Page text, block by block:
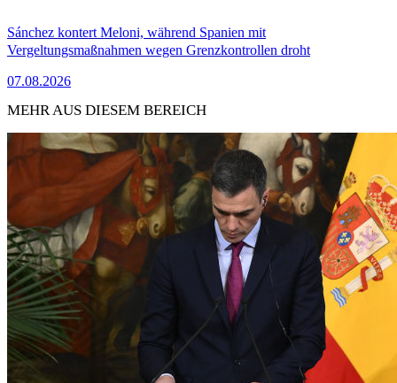
Sánchez kontert Meloni, während Spanien mit
Vergeltungsmaßnahmen wegen Grenzkontrollen droht
07.08.2026
MEHR AUS DIESEM BEREICH